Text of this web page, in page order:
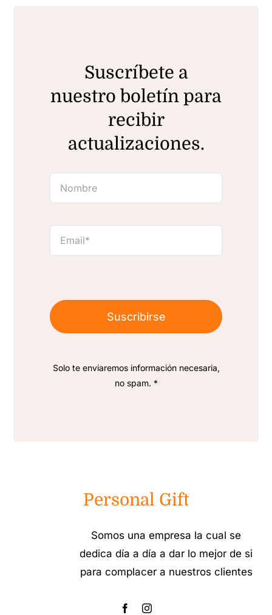
Suscríbete a
nuestro boletín para
recibir
actualizaciones.
Suscribirse
Solo te enviaremos información necesaria,
no spam. *
Personal Gift
Somos una empresa la cual se
dedica día a día a dar lo mejor de si
para complacer a nuestros clientes